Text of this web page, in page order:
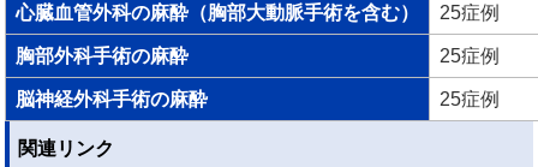
心臓血管外科の麻酔（胸部大動脈手術を含む） 25症例
胸部外科手術の麻酔 25症例
脳神経外科手術の麻酔 25症例
関連リンク